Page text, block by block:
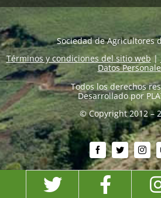
Sociedad de Agricultores
Términos y condiciones del sitio web|
Datos
Todos los derechos
Desarrollado por
© Copyright 2012
Twitter